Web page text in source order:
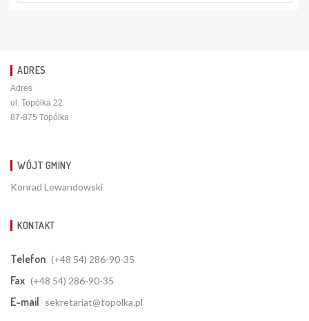
ADRES
Adres
ul. Topólka 22
87-875 Topólka
WÓJT GMINY
Konrad Lewandowski
KONTAKT
Telefon (+48 54) 286-90-35
Fax (+48 54) 286-90-35
E-mail sekretariat@topolka.pl